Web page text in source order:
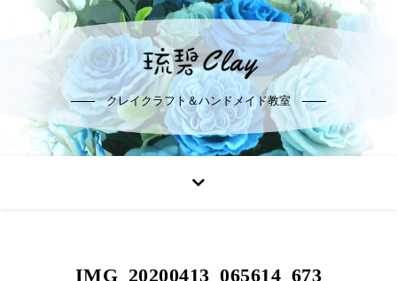
クレイクラフト＆ハンドメイド教室
IMG_20200413_065614_673